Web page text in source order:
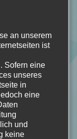
kann zu einem
. Vielleicht
Weil Lesen nicht
von innen.
uns. Aber
unseren
Ich empfinde
Und es geht mir
an unserem
ist
Sofern eine
unseres
in
eine
und
keine